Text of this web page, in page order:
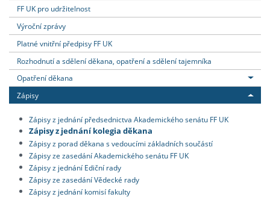
FF UK pro udržitelnost
Výroční zprávy
Platné vnitřní předpisy FF UK
Rozhodnutí a sdělení děkana, opatření a sdělení tajemníka
Opatření děkana
Zápisy
Zápisy z jednání předsednictva Akademického senátu FF UK
Zápisy z jednání kolegia děkana
Zápisy z porad děkana s vedoucími základních součástí
Zápisy ze zasedání Akademického senátu FF UK
Zápisy z jednání Ediční rady
Zápisy ze zasedání Vědecké rady
Zápisy z jednání komisí fakulty